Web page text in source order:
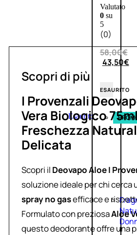
Valutato
0su
5
(0)
58,00€
43,50€
ESAURITO
Esaurito
Scopri di più
I Provenzali
Vera Biologico
Freschezza
Delicata
Scopri il Deovapo Aloe I
soluzione ideale per chi cerca
spray no gasefficace e
Formulato con preziosaAloe
questo deodorante offre una